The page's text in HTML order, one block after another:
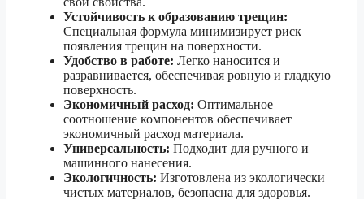
Устойчивость к образованию трещин:
Специальная формула минимизирует риск
появления трещин на поверхности.
Удобство в работе: Легко наносится и
разравнивается, обеспечивая ровную и гладкую
поверхность.
Экономичный расход: Оптимальное
соотношение компонентов обеспечивает
экономичный расход материала.
Универсальность: Подходит для ручного и
машинного нанесения.
Экологичность: Изготовлена из экологически
чистых материалов, безопасна для здоровья.